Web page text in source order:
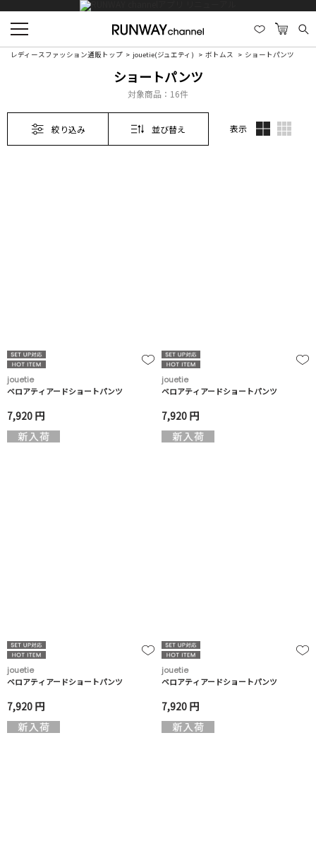
レディースファッション通販トップ jouetie(ジュエティ) ボトムス ショートパンツ
ショートパンツ
対象商品： 16件
絞り込み 並び替え 表示
jouetie
ベロアティアードショートパンツ
7,920 円
jouetie
ベロアティアードショートパンツ
7,920 円
jouetie
ベロアティアードショートパンツ
7,920 円
jouetie
ベロアティアードショートパンツ
7,920 円